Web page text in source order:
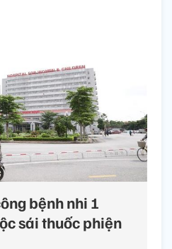
bệnh nhi 1
sái thuốc phiện